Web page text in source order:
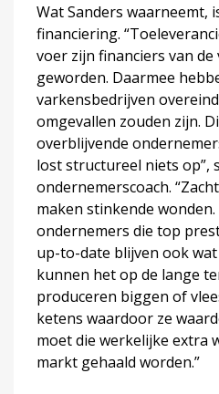
Wat Sanders waarneemt,
financiering.
voer zijn financiers van
geworden. Daarmee
varkensbedrijven
omgevallen zouden zijn.
overblijvende
lost structureel niets op”,
ondernemerscoach.
maken stinkende
ondernemers die top
up-to-date blijven ook
kunnen het op de lange
produceren biggen of
ketens waardoor ze
moet die werkelijke extra
markt gehaald worden.”